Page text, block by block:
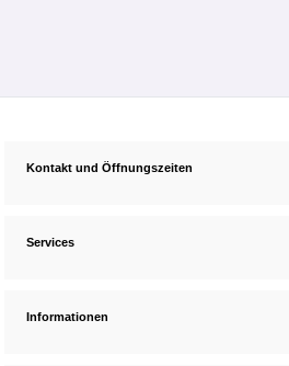
Kontakt und Öffnungszeiten
Services
Informationen